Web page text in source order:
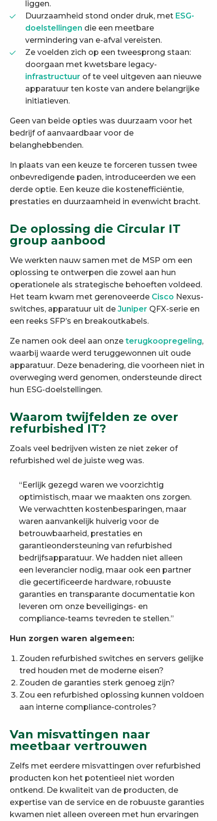
liggen.
Duurzaamheid stond onder druk, met ESG-
doelstellingen die een meetbare
vermindering van e-afval vereisten.
Ze voelden zich op een tweesprong staan:
doorgaan met kwetsbare legacy-
infrastructuur of te veel uitgeven aan nieuwe
apparatuur ten koste van andere belangrijke
initiatieven.
Geen van beide opties was duurzaam voor het
bedrijf of aanvaardbaar voor de
belanghebbenden.
In plaats van een keuze te forceren tussen twee
onbevredigende paden, introduceerden we een
derde optie. Een keuze die kostenefficiëntie,
prestaties en duurzaamheid in evenwicht bracht.
De oplossing die Circular IT
group aanbood
We werkten nauw samen met de MSP om een
oplossing te ontwerpen die zowel aan hun
operationele als strategische behoeften voldeed.
Het team kwam met gerenoveerde Cisco Nexus-
switches, apparatuur uit de Juniper QFX-serie en
een reeks SFP’s en breakoutkabels.
Ze namen ook deel aan onze terugkoopregeling,
waarbij waarde werd teruggewonnen uit oude
apparatuur. Deze benadering, die voorheen niet in
overweging werd genomen, ondersteunde direct
hun ESG-doelstellingen.
Waarom twijfelden ze over
refurbished IT?
Zoals veel bedrijven wisten ze niet zeker of
refurbished wel de juiste weg was.
“Eerlijk gezegd waren we voorzichtig
optimistisch, maar we maakten ons zorgen.
We verwachtten kostenbesparingen, maar
waren aanvankelijk huiverig voor de
betrouwbaarheid, prestaties en
garantieondersteuning van refurbished
bedrijfsapparatuur. We hadden niet alleen
een leverancier nodig, maar ook een partner
die gecertificeerde hardware, robuuste
garanties en transparante documentatie kon
leveren om onze beveiligings- en
compliance-teams tevreden te stellen.”
Hun zorgen waren algemeen:
Zouden refurbished switches en servers gelijke
tred houden met de moderne eisen?
Zouden de garanties sterk genoeg zijn?
Zou een refurbished oplossing kunnen voldoen
aan interne compliance-controles?
Van misvattingen naar
meetbaar vertrouwen
Zelfs met eerdere misvattingen over refurbished
producten kon het potentieel niet worden
ontkend. De kwaliteit van de producten, de
expertise van de service en de robuuste garanties
kwamen niet alleen overeen met hun ervaringen